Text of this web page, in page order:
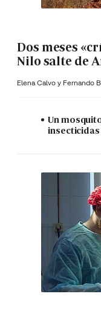
Dos meses
Nilo salte de
Elena Calvo y Fernando
Un